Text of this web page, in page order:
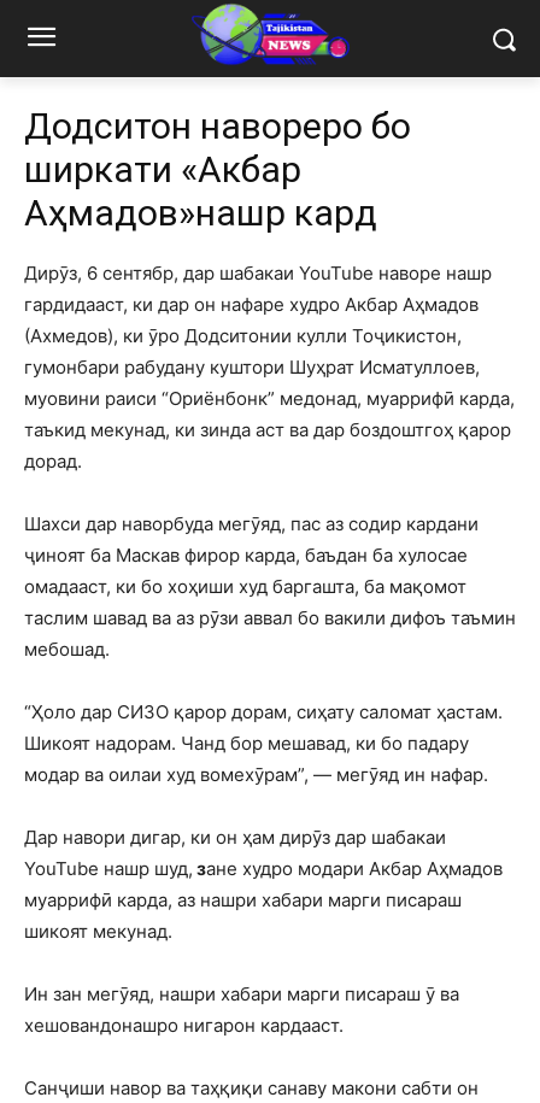
Додситонӣ навореро бо
ширкати «Акбар
Аҳмадов»нашр кард
Дирӯз, 6 сентябр, дар шабакаи YouTube наворе нашр
гардидааст, ки дар он нафаре худро Акбар Аҳмадов
(Ахмедов), ки ӯро Додситонии кулли Тоҷикистон,
гумонбари рабудану куштори Шуҳрат Исматуллоев,
муовини раиси “Ориёнбонк” медонад, муаррифӣ карда,
таъкид мекунад, ки зинда аст ва дар боздоштгоҳ қарор
дорад.
Шахси дар наворбуда мегӯяд, пас аз содир кардани
ҷиноят ба Маскав фирор карда, баъдан ба хулосае
омадааст, ки бо хоҳиши худ баргашта, ба мақомот
таслим шавад ва аз рӯзи аввал бо вакили дифоъ таъмин
мебошад.
“Ҳоло дар СИЗО қарор дорам, сиҳату саломат ҳастам.
Шикоят надорам. Чанд бор мешавад, ки бо падару
модар ва оилаи худ вомехӯрам”, — мегӯяд ин нафар.
Дар навори дигар, ки он ҳам дирӯз дар шабакаи
YouTube нашр шуд, зане худро модари Акбар Аҳмадов
муаррифӣ карда, аз нашри хабари марги писараш
шикоят мекунад.
Ин зан мегӯяд, нашри хабари марги писараш ӯ ва
хешовандонашро нигарон кардааст.
Санҷиши навор ва таҳқиқи санаву макони сабти он